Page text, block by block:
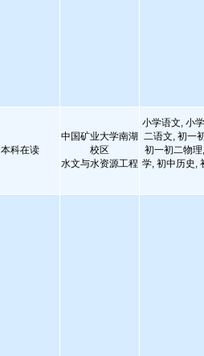
本科在读
中国矿业大学南湖
校区
水文与水资源工程
小学语文, 小
二语文, 初一
初一初二物
学, 初中历史,